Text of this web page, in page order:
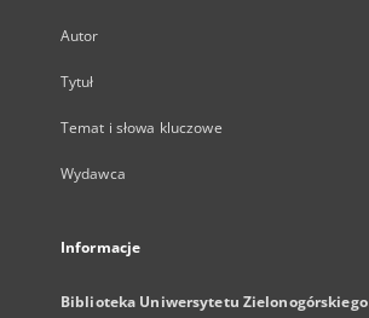
Autor
Tytuł
Temat i słowa kluczowe
Wydawca
Informacje
Biblioteka Uniwersytetu Zielonogórskiego